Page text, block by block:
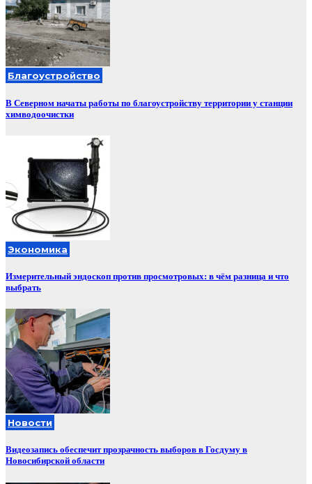
Благоустройство
В Северном начаты работы по благоустройству территории у станции
химводоочистки
Экономика
Измерительный эндоскоп против просмотровых: в чём разница и что
выбрать
Новости
Видеозапись обеспечит прозрачность выборов в Госдуму в
Новосибирской области